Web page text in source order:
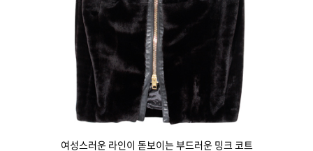
여성스러운 라인이 돋보이는 부드러운 밍크 코트